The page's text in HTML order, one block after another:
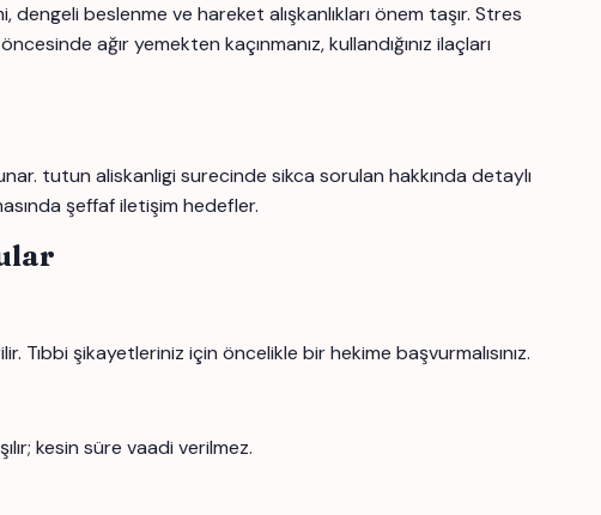
beslenme ve hareket alışkanlıkları önem taşır. Stres
ağır yemekten kaçınmanız, kullandığınız ilaçları
tutun aliskanligi surecinde sikca sorulan hakkında detaylı
şeffaf iletişim hedefler.
şikayetleriniz için öncelikle bir hekime başvurmalısınız.
kesin süre vaadi verilmez.